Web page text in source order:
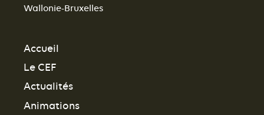
Wallonie-Bruxelles
Accueil
Le CEF
Actualités
Animations